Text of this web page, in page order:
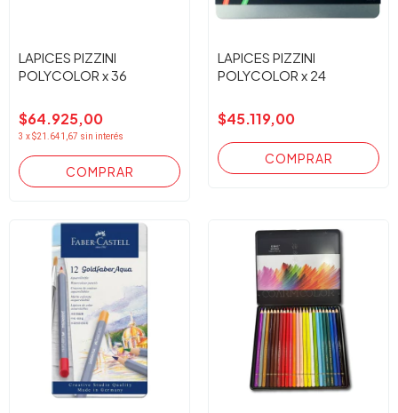
LAPICES PIZZINI
POLYCOLOR x 36
$64.925,00
3 x$21.641,67 sin interés
LAPICES PIZZINI
POLYCOLOR x 24
$45.119,00